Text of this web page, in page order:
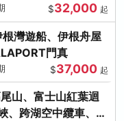
$32,000 起
灣遊船、伊根舟屋
門真
$37,000 起
山、富士山紅葉迴
、跨湖空中纜車、抹